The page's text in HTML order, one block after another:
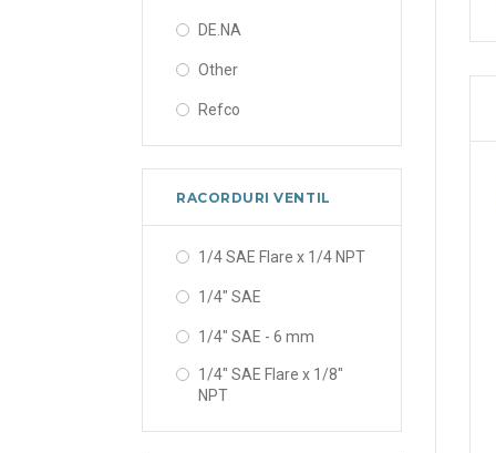
DE.NA
Other
Refco
RACORDURI VENTIL
1/4 SAE Flare x 1/4 NPT
1/4" SAE
1/4" SAE - 6 mm
1/4" SAE Flare x 1/8"
NPT